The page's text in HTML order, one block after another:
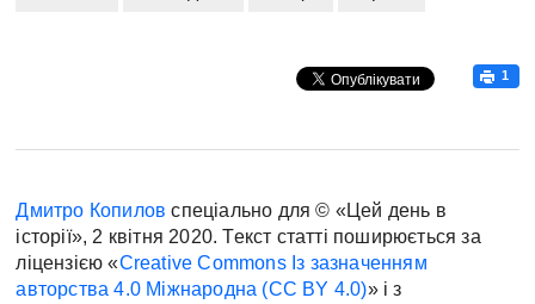
1
Дмитро Копилов спеціально для © «Цей день в
історії», 2 квітня 2020. Текст статті поширюється за
ліцензією «Creative Commons Із зазначенням
авторства 4.0 Міжнародна (CC BY 4.0)» і з